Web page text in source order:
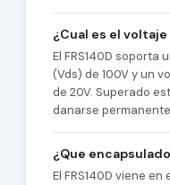
¿Cual es el voltaje
El FRS140D soporta
(Vds) de 100V y un
de 20V. Superado
danarse
¿Que
El FRS140D viene